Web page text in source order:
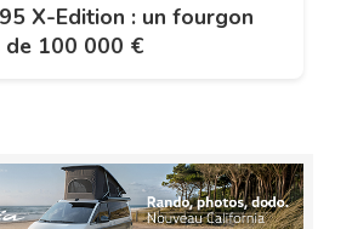
X-Edition : un fourgon
100 000 €